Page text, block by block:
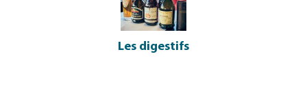
Les digestifs